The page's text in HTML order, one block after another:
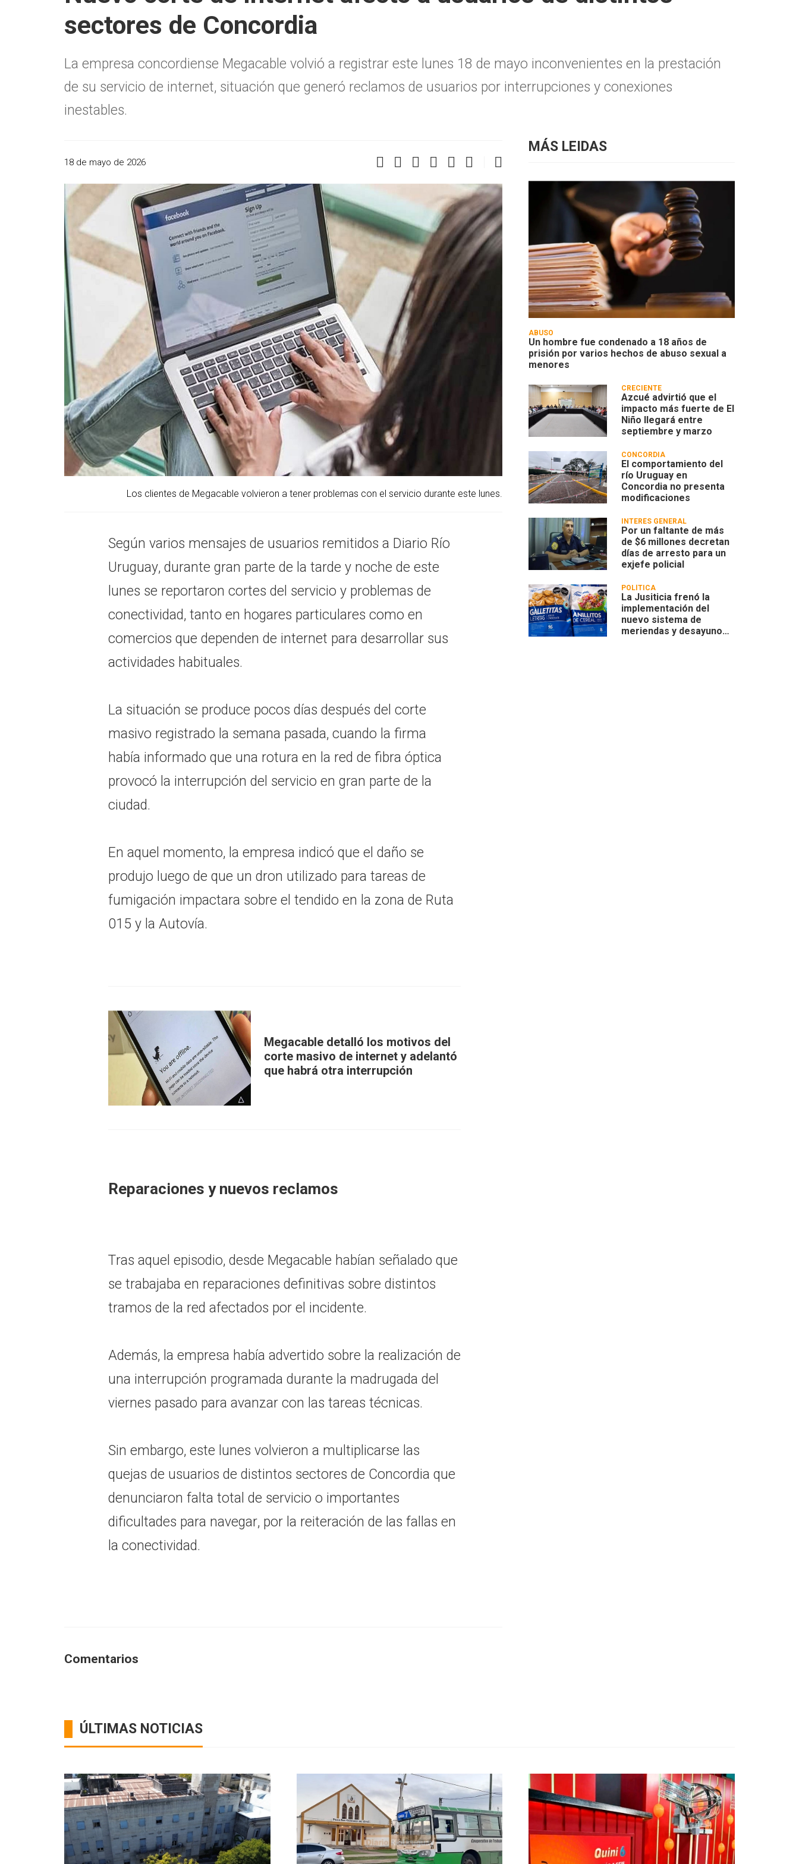
sectores de Concordia
La empresa concordiense Megacable volvió a registrar este lunes 18 de mayo inconvenientes en la prestación
de su servicio de internet, situación que generó reclamos de usuarios por interrupciones y conexiones
inestables.
18 de mayo de 2026
Los clientes de Megacable volvieron a tener problemas con el servicio durante este lunes.
Según varios mensajes de usuarios remitidos a Diario Río
Uruguay, durante gran parte de la tarde y noche de este
lunes se reportaron cortes del servicio y problemas de
conectividad, tanto en hogares particulares como en
comercios que dependen de internet para desarrollar sus
actividades habituales.
La situación se produce pocos días después del corte
masivo registrado la semana pasada, cuando la firma
había informado que una rotura en la red de fibra óptica
provocó la interrupción del servicio en gran parte de la
ciudad.
En aquel momento, la empresa indicó que el daño se
produjo luego de que un dron utilizado para tareas de
fumigación impactara sobre el tendido en la zona de Ruta
015 y la Autovía.
Megacable detalló los motivos del
corte masivo de internet y adelantó
que habrá otra interrupción
Reparaciones y nuevos reclamos
Tras aquel episodio, desde Megacable habían señalado que
se trabajaba en reparaciones definitivas sobre distintos
tramos de la red afectados por el incidente.
Además, la empresa había advertido sobre la realización de
una interrupción programada durante la madrugada del
viernes pasado para avanzar con las tareas técnicas.
Sin embargo, este lunes volvieron a multiplicarse las
quejas de usuarios de distintos sectores de Concordia que
denunciaron falta total de servicio o importantes
dificultades para navegar, por la reiteración de las fallas en
la conectividad.
MÁS LEIDAS
ABUSO
Un hombre fue condenado a 18 años de
prisión por varios hechos de abuso sexual a
menores
CRECIENTE
Azcué advirtió que el
impacto más fuerte de El
Niño llegará entre
septiembre y marzo
CONCORDIA
El comportamiento del
río Uruguay en
Concordia no presenta
modificaciones
INTERÉS GENERAL
Por un faltante de más
de $6 millones decretan
días de arresto para un
exjefe policial
POLÍTICA
La Jusiticia frenó la
implementación del
nuevo sistema de
meriendas y desayunos
Comentarios
ÚLTIMAS NOTICIAS